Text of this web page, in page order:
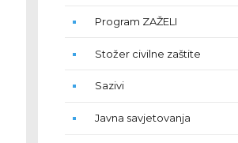
Program ZAŽELI
Stožer civilne zaštite
Sazivi
Javna savjetovanja